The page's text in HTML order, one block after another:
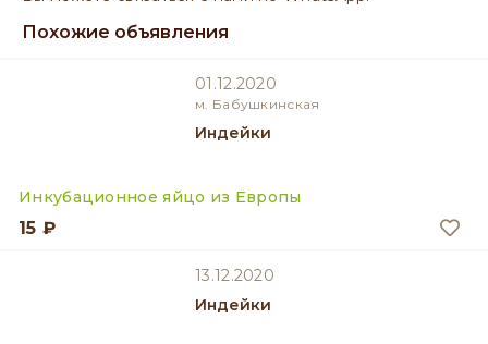
Похожие объявления
01.12.2020
м. Бабушкинская
Индейки
Инкубационное яйцо из Европы
15 ₽
13.12.2020
Индейки